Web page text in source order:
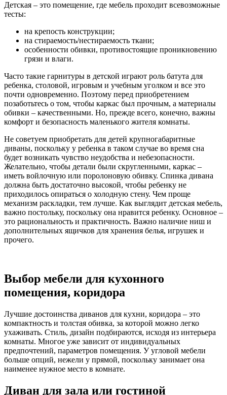
Детская – это помещение, где мебель проходит всевозможные
тесты:
на крепость конструкции;
на стираемость/нестираемость ткани;
особенности обивки, противостоящие проникновению
грязи и влаги.
Часто такие гарнитуры в детской играют роль батута для
ребенка, столовой, игровым и учебным уголком и все это
почти одновременно. Поэтому перед приобретением
позаботьтесь о том, чтобы каркас был прочным, а материалы
обивки – качественными. Но, прежде всего, конечно, важны
комфорт и безопасность маленького жителя комнаты.
Не советуем приобретать для детей крупногабаритные
диваны, поскольку у ребенка в таком случае во время сна
будет возникать чувство неудобства и небезопасности.
Желательно, чтобы детали были скругленными, каркас –
иметь войлочную или поролоновую обивку. Спинка дивана
должна быть достаточно высокой, чтобы ребенку не
приходилось опираться о холодную стену. Чем проще
механизм раскладки, тем лучше. Как выглядит детская мебель,
важно постольку, поскольку она нравится ребенку. Основное –
это рациональность и практичность. Важно наличие ниш и
дополнительных ящичков для хранения белья, игрушек и
прочего.
Выбор мебели для кухонного
помещения, коридора
Лучшие достоинства диванов для кухни, коридора – это
компактность и толстая обивка, за которой можно легко
ухаживать. Стиль, дизайн подбираются, исходя из интерьера
комнаты. Многое уже зависит от индивидуальных
предпочтений, параметров помещения. У угловой мебели
больше опций, нежели у прямой, поскольку занимает она
наименее нужное место в комнате.
Диван для зала или гостиной